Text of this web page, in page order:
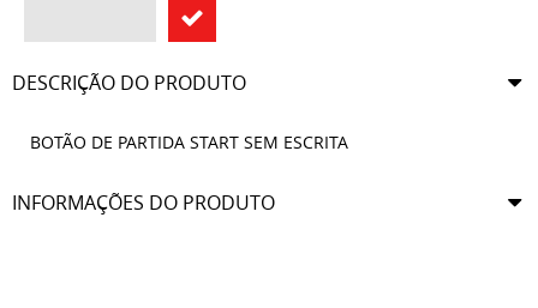
DESCRIÇÃO DO PRODUTO
BOTÃO DE PARTIDA START SEM ESCRITA
INFORMAÇÕES DO PRODUTO